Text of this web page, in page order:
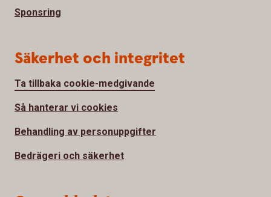
Sponsring
Säkerhet och integritet
Ta tillbaka cookie-medgivande
Så hanterar vi cookies
Behandling av personuppgifter
Bedrägeri och säkerhet